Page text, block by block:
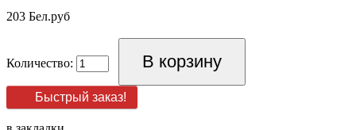
203 Бел.руб
Количество:
Быстрый заказ!